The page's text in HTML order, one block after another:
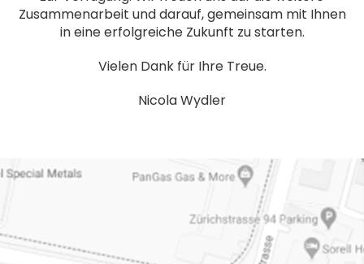
Zusammenarbeit und darauf, gemeinsam mit Ihnen
in eine erfolgreiche Zukunft zu starten.
Vielen Dank für Ihre Treue.
Nicola Wydler